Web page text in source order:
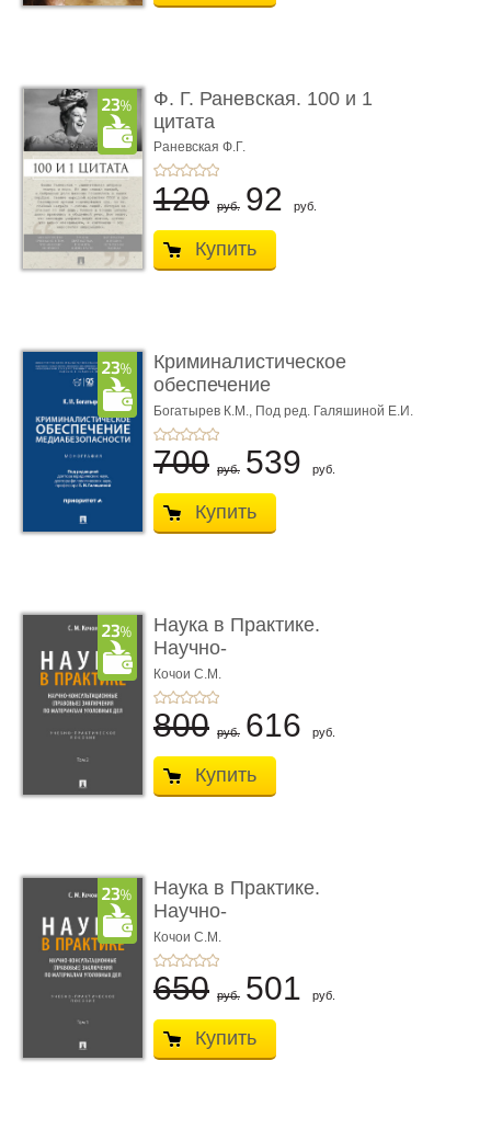
Ф. Г. Раневская. 100 и 1
цитата
Раневская Ф.Г.
120 руб. 92 руб.
Купить
Криминалистическое
обеспечение
медиабезопас� ...
Богатырев К.М., Под ред. Галяшиной Е.И.
700 руб. 539 руб.
Купить
Наука в Практике.
Научно-
консультационные (пра
...
Кочои С.М.
800 руб. 616 руб.
Купить
Наука в Практике.
Научно-
консультационные (пра
...
Кочои С.М.
650 руб. 501 руб.
Купить